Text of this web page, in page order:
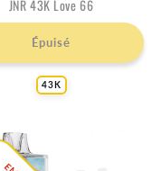
JNR 43K Love 66
Épuisé
43K